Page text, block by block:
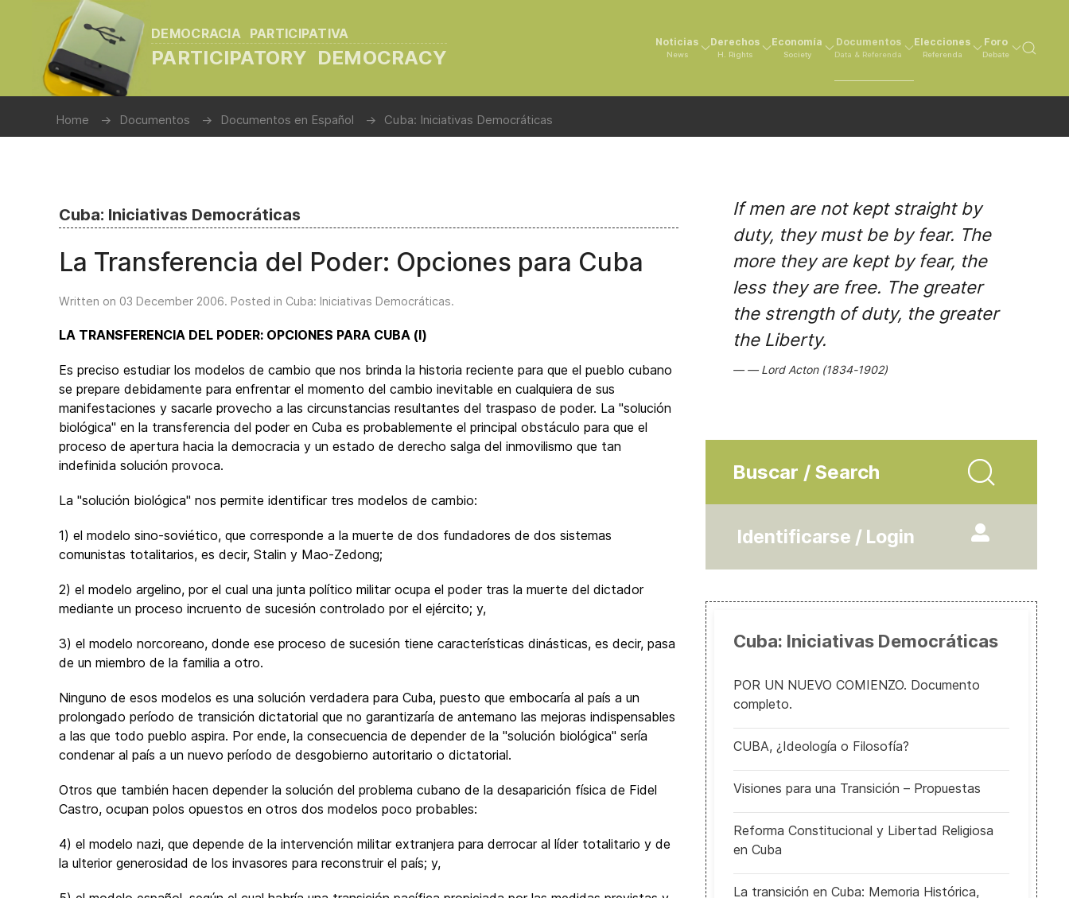
DEMOCRACIA PARTICIPATIVA
PARTICIPATORY DEMOCRACY
Noticias
News
Derechos
H. Rights
Economía
Society
Documentos
Data & Referenda
Elecciones
Referenda
Foro
Debate
Home Documentos Documentos en Español Cuba: Iniciativas Democráticas
Cuba: Iniciativas Democráticas
La Transferencia del Poder: Opciones para Cuba
Written on 03 December 2006. Posted in Cuba: Iniciativas Democráticas.
LA TRANSFERENCIA DEL PODER: OPCIONES PARA CUBA (I)
Es preciso estudiar los modelos de cambio que nos brinda la historia reciente para que el pueblo cubano
se prepare debidamente para enfrentar el momento del cambio inevitable en cualquiera de sus
manifestaciones y sacarle provecho a las circunstancias resultantes del traspaso de poder. La "solución
biológica" en la transferencia del poder en Cuba es probablemente el principal obstáculo para que el
proceso de apertura hacia la democracia y un estado de derecho salga del inmovilismo que tan
indefinida solución provoca.
La "solución biológica" nos permite identificar tres modelos de cambio:
1) el modelo sino-soviético, que corresponde a la muerte de dos fundadores de dos sistemas
comunistas totalitarios, es decir, Stalin y Mao-Zedong;
2) el modelo argelino, por el cual una junta político militar ocupa el poder tras la muerte del dictador
mediante un proceso incruento de sucesión controlado por el ejército; y,
3) el modelo norcoreano, donde ese proceso de sucesión tiene características dinásticas, es decir, pasa
de un miembro de la familia a otro.
Ninguno de esos modelos es una solución verdadera para Cuba, puesto que embocaría al país a un
prolongado período de transición dictatorial que no garantizaría de antemano las mejoras indispensables
a las que todo pueblo aspira. Por ende, la consecuencia de depender de la "solución biológica" sería
condenar al país a un nuevo período de desgobierno autoritario o dictatorial.
Otros que también hacen depender la solución del problema cubano de la desaparición física de Fidel
Castro, ocupan polos opuestos en otros dos modelos poco probables:
4) el modelo nazi, que depende de la intervención militar extranjera para derrocar al líder totalitario y de
la ulterior generosidad de los invasores para reconstruir el país; y,
If men are not kept straight by
duty, they must be by fear. The
more they are kept by fear, the
less they are free. The greater
the strength of duty, the greater
the Liberty.
Lord Acton (1834-1902)
Buscar / Search
Identificarse / Login
Cuba: Iniciativas Democráticas
POR UN NUEVO COMIENZO. Documento
completo.
CUBA, ¿Ideología o Filosofía?
Visiones para una Transición – Propuestas
Reforma Constitucional y Libertad Religiosa
en Cuba
La transición en Cuba: Memoria Histórica,